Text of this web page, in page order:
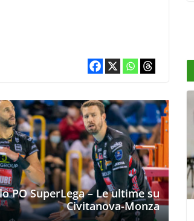
PO SuperLega – Le ultime su
Civitanova-Monza